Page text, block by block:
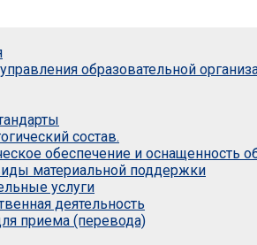
образовательной
состав.
обеспечение и оснащенность
материальной поддержки
услуги
деятельность
приема (перевода)